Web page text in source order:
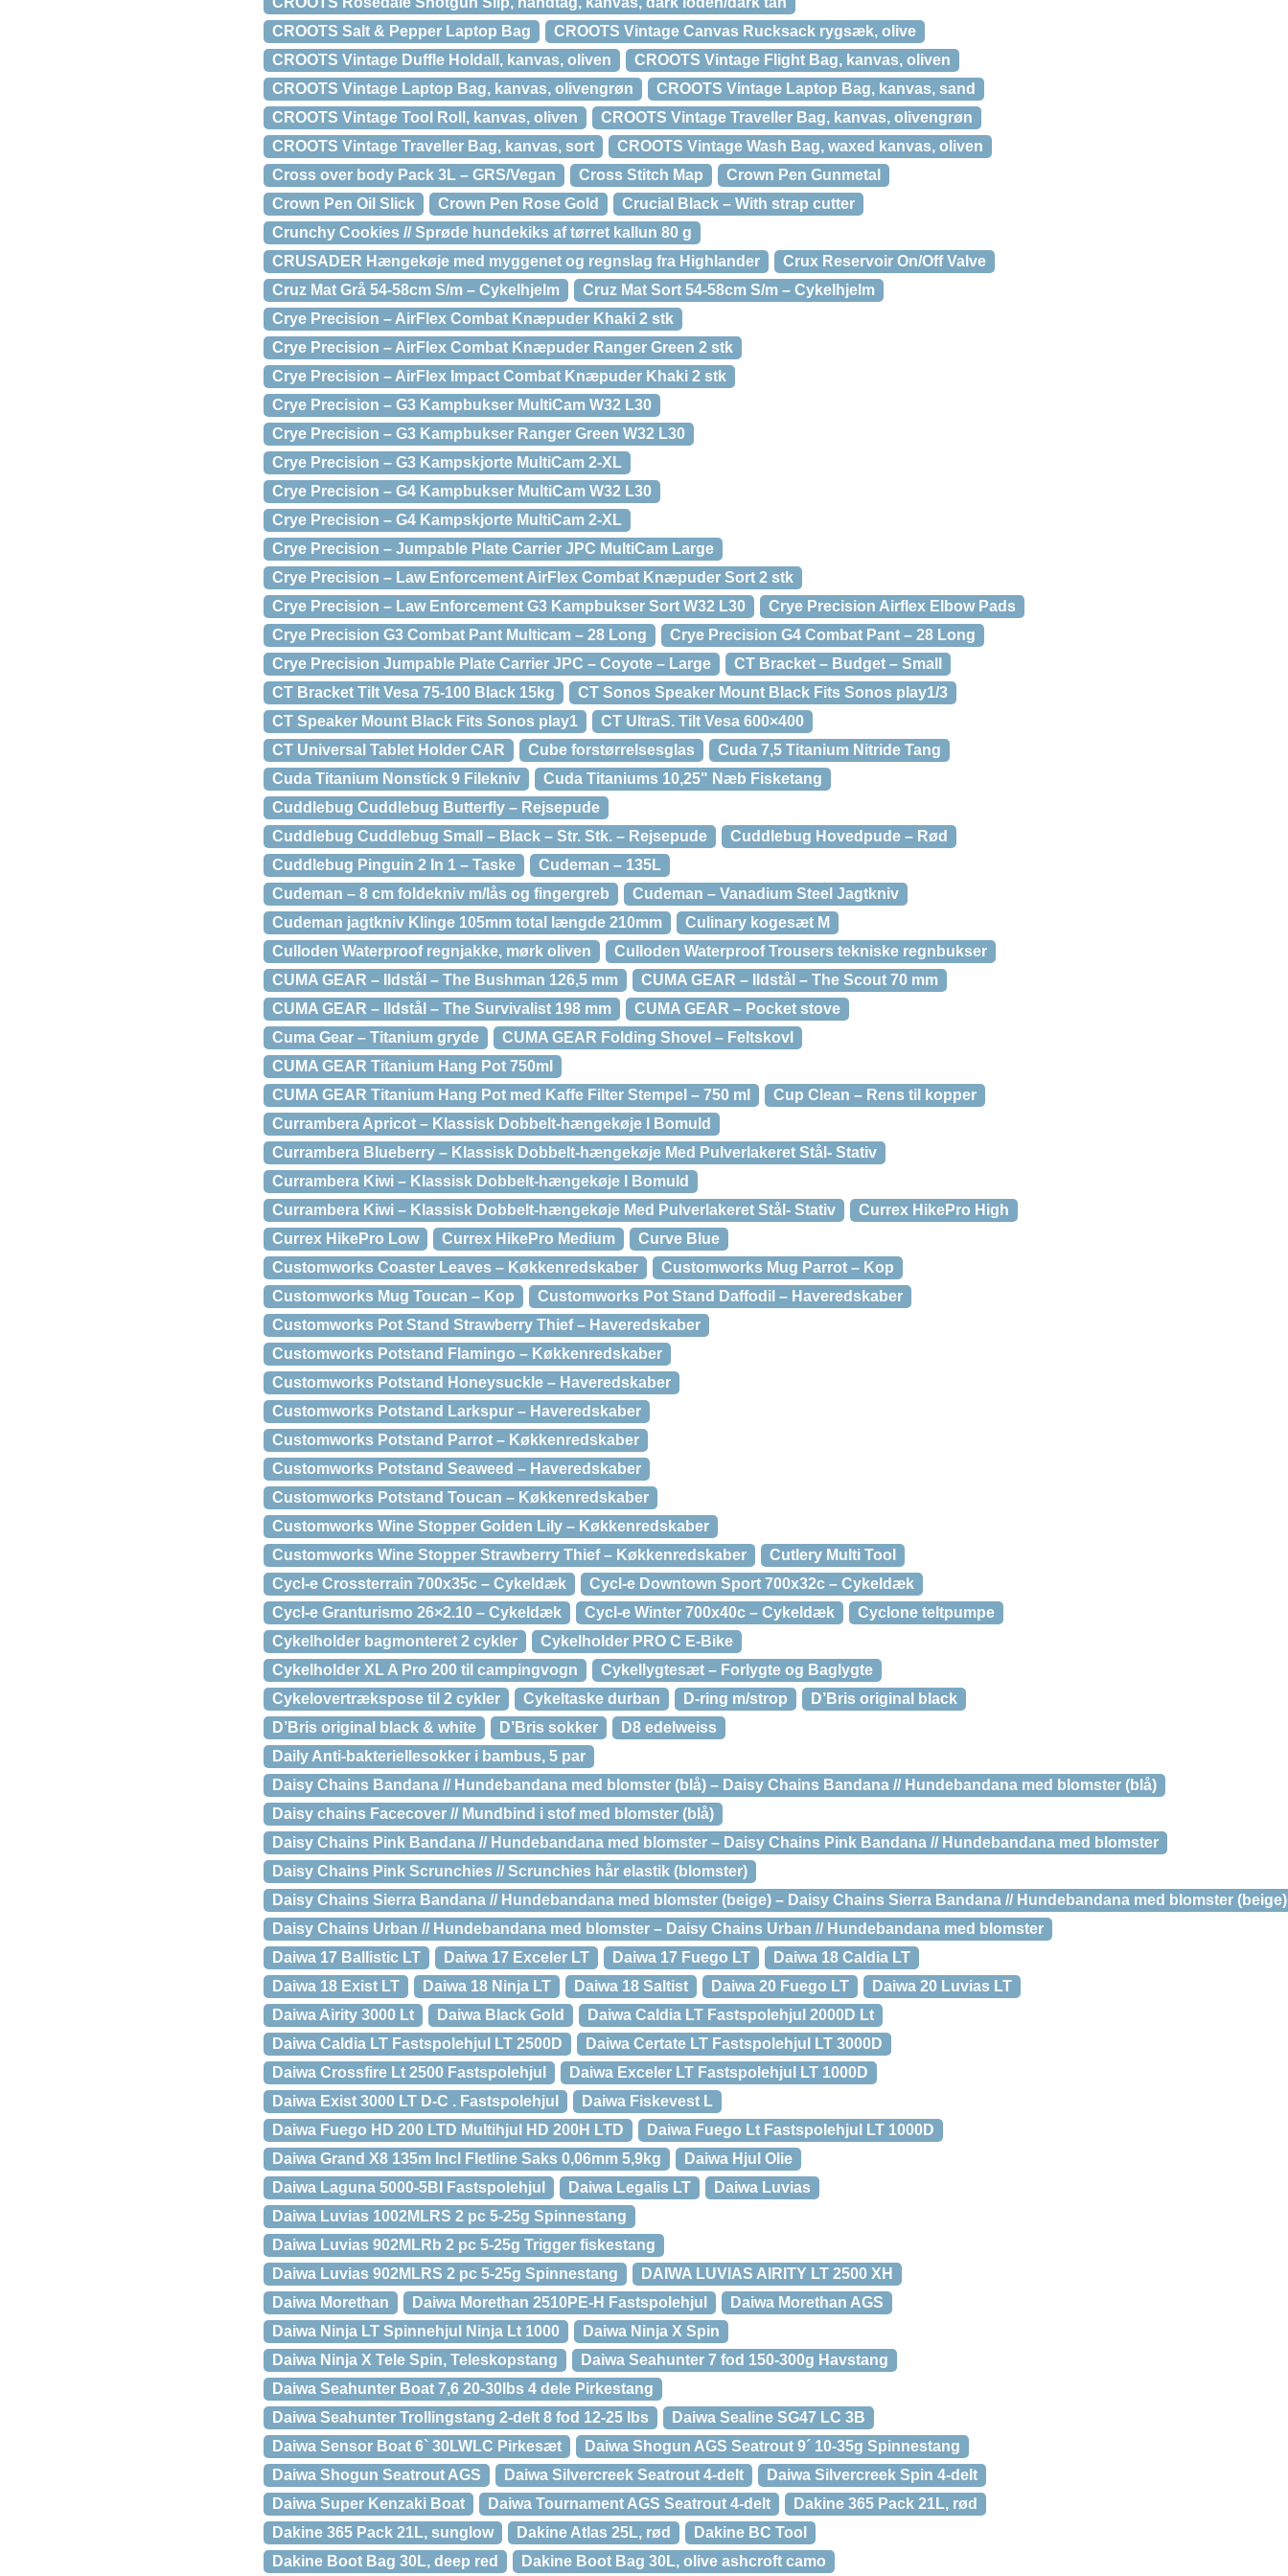
CROOTS Salt & Pepper Laptop Bag
CROOTS Vintage Canvas Rucksack rygsæk, olive
CROOTS Vintage Duffle Holdall, kanvas, oliven
CROOTS Vintage Flight Bag, kanvas, oliven
CROOTS Vintage Laptop Bag, kanvas, olivengrøn
CROOTS Vintage Laptop Bag, kanvas, sand
CROOTS Vintage Tool Roll, kanvas, oliven
CROOTS Vintage Traveller Bag, kanvas, olivengrøn
CROOTS Vintage Traveller Bag, kanvas, sort
CROOTS Vintage Wash Bag, waxed kanvas, oliven
Cross over body Pack 3L – GRS/Vegan
Cross Stitch Map
Crown Pen Gunmetal
Crown Pen Oil Slick
Crown Pen Rose Gold
Crucial Black – With strap cutter
Crunchy Cookies // Sprøde hundekiks af tørret kallun 80 g
CRUSADER Hængekøje med myggenet og regnslag fra Highlander
Crux Reservoir On/Off Valve
Cruz Mat Grå 54-58cm S/m – Cykelhjelm
Cruz Mat Sort 54-58cm S/m – Cykelhjelm
Crye Precision – AirFlex Combat Knæpuder Khaki 2 stk
Crye Precision – AirFlex Combat Knæpuder Ranger Green 2 stk
Crye Precision – AirFlex Impact Combat Knæpuder Khaki 2 stk
Crye Precision – G3 Kampbukser MultiCam W32 L30
Crye Precision – G3 Kampbukser Ranger Green W32 L30
Crye Precision – G3 Kampskjorte MultiCam 2-XL
Crye Precision – G4 Kampbukser MultiCam W32 L30
Crye Precision – G4 Kampskjorte MultiCam 2-XL
Crye Precision – Jumpable Plate Carrier JPC MultiCam Large
Crye Precision – Law Enforcement AirFlex Combat Knæpuder Sort 2 stk
Crye Precision – Law Enforcement G3 Kampbukser Sort W32 L30
Crye Precision Airflex Elbow Pads
Crye Precision G3 Combat Pant Multicam – 28 Long
Crye Precision G4 Combat Pant – 28 Long
Crye Precision Jumpable Plate Carrier JPC – Coyote – Large
CT Bracket – Budget – Small
CT Bracket Tilt Vesa 75-100 Black 15kg
CT Sonos Speaker Mount Black Fits Sonos play1/3
CT Speaker Mount Black Fits Sonos play1
CT UltraS. Tilt Vesa 600×400
CT Universal Tablet Holder CAR
Cube forstørrelsesglas
Cuda 7,5 Titanium Nitride Tang
Cuda Titanium Nonstick 9 Filekniv
Cuda Titaniums 10,25" Næb Fisketang
Cuddlebug Cuddlebug Butterfly – Rejsepude
Cuddlebug Cuddlebug Small – Black – Str. Stk. – Rejsepude
Cuddlebug Hovedpude – Rød
Cuddlebug Pinguin 2 In 1 – Taske
Cudeman – 135L
Cudeman – 8 cm foldekniv m/lås og fingergreb
Cudeman – Vanadium Steel Jagtkniv
Cudeman jagtkniv Klinge 105mm total længde 210mm
Culinary kogesæt M
Culloden Waterproof regnjakke, mørk oliven
Culloden Waterproof Trousers tekniske regnbukser
CUMA GEAR – Ildstål – The Bushman 126,5 mm
CUMA GEAR – Ildstål – The Scout 70 mm
CUMA GEAR – Ildstål – The Survivalist 198 mm
CUMA GEAR – Pocket stove
Cuma Gear – Titanium gryde
CUMA GEAR Folding Shovel – Feltskovl
CUMA GEAR Titanium Hang Pot 750ml
CUMA GEAR Titanium Hang Pot med Kaffe Filter Stempel – 750 ml
Cup Clean – Rens til kopper
Currambera Apricot – Klassisk Dobbelt-hængekøje I Bomuld
Currambera Blueberry – Klassisk Dobbelt-hængekøje Med Pulverlakeret Stål- Stativ
Currambera Kiwi – Klassisk Dobbelt-hængekøje I Bomuld
Currambera Kiwi – Klassisk Dobbelt-hængekøje Med Pulverlakeret Stål- Stativ
Currex HikePro High
Currex HikePro Low
Currex HikePro Medium
Curve Blue
Customworks Coaster Leaves – Køkkenredskaber
Customworks Mug Parrot – Kop
Customworks Mug Toucan – Kop
Customworks Pot Stand Daffodil – Haveredskaber
Customworks Pot Stand Strawberry Thief – Haveredskaber
Customworks Potstand Flamingo – Køkkenredskaber
Customworks Potstand Honeysuckle – Haveredskaber
Customworks Potstand Larkspur – Haveredskaber
Customworks Potstand Parrot – Køkkenredskaber
Customworks Potstand Seaweed – Haveredskaber
Customworks Potstand Toucan – Køkkenredskaber
Customworks Wine Stopper Golden Lily – Køkkenredskaber
Customworks Wine Stopper Strawberry Thief – Køkkenredskaber
Cutlery Multi Tool
Cycl-e Crossterrain 700x35c – Cykeldæk
Cycl-e Downtown Sport 700x32c – Cykeldæk
Cycl-e Granturismo 26×2.10 – Cykeldæk
Cycl-e Winter 700x40c – Cykeldæk
Cyclone teltpumpe
Cykelholder bagmonteret 2 cykler
Cykelholder PRO C E-Bike
Cykelholder XL A Pro 200 til campingvogn
Cykellygtesæt – Forlygte og Baglygte
Cykelovertrækspose til 2 cykler
Cykeltaske durban D-ring m/strop
D’Bris original black
D’Bris original black & white
D’Bris sokker
D8 edelweiss
Daily Anti-bakteriellesokker i bambus, 5 par
Daisy Chains Bandana // Hundebandana med blomster (blå) – Daisy Chains Bandana // Hundebandana med blomster (blå)
Daisy chains Facecover // Mundbind i stof med blomster (blå)
Daisy Chains Pink Bandana // Hundebandana med blomster – Daisy Chains Pink Bandana // Hundebandana med blomster
Daisy Chains Pink Scrunchies // Scrunchies hår elastik (blomster)
Daisy Chains Sierra Bandana // Hundebandana med blomster (beige) – Daisy Chains Sierra Bandana // Hundebandana med blomster (beige)
Daisy Chains Urban // Hundebandana med blomster – Daisy Chains Urban // Hundebandana med blomster
Daiwa 17 Ballistic LT
Daiwa 17 Exceler LT Daiwa 17 Fuego LT
Daiwa 18 Caldia LT
Daiwa 18 Exist LT
Daiwa 18 Ninja LT Daiwa 18 Saltist Daiwa 20 Fuego LT
Daiwa 20 Luvias LT
Daiwa Airity 3000 Lt
Daiwa Black Gold
Daiwa Caldia LT Fastspolehjul 2000D Lt
Daiwa Caldia LT Fastspolehjul LT 2500D
Daiwa Certate LT Fastspolehjul LT 3000D
Daiwa Crossfire Lt 2500 Fastspolehjul
Daiwa Exceler LT Fastspolehjul LT 1000D
Daiwa Exist 3000 LT D-C . Fastspolehjul
Daiwa Fiskevest L
Daiwa Fuego HD 200 LTD Multihjul HD 200H LTD
Daiwa Fuego Lt Fastspolehjul LT 1000D
Daiwa Grand X8 135m Incl Fletline Saks 0,06mm 5,9kg
Daiwa Hjul Olie
Daiwa Laguna 5000-5BI Fastspolehjul
Daiwa Legalis LT
Daiwa Luvias
Daiwa Luvias 1002MLRS 2 pc 5-25g Spinnestang
Daiwa Luvias 902MLRb 2 pc 5-25g Trigger fiskestang
Daiwa Luvias 902MLRS 2 pc 5-25g Spinnestang
DAIWA LUVIAS AIRITY LT 2500 XH
Daiwa Morethan
Daiwa Morethan 2510PE-H Fastspolehjul
Daiwa Morethan AGS
Daiwa Ninja LT Spinnehjul Ninja Lt 1000
Daiwa Ninja X Spin
Daiwa Ninja X Tele Spin, Teleskopstang
Daiwa Seahunter 7 fod 150-300g Havstang
Daiwa Seahunter Boat 7,6 20-30lbs 4 dele Pirkestang
Daiwa Seahunter Trollingstang 2-delt 8 fod 12-25 lbs
Daiwa Sealine SG47 LC 3B
Daiwa Sensor Boat 6` 30LWLC Pirkesæt
Daiwa Shogun AGS Seatrout 9´ 10-35g Spinnestang
Daiwa Shogun Seatrout AGS
Daiwa Silvercreek Seatrout 4-delt
Daiwa Silvercreek Spin 4-delt
Daiwa Super Kenzaki Boat
Daiwa Tournament AGS Seatrout 4-delt
Dakine 365 Pack 21L, rød
Dakine 365 Pack 21L, sunglow
Dakine Atlas 25L, rød
Dakine BC Tool
Dakine Boot Bag 30L, deep red
Dakine Boot Bag 30L, olive ashcroft camo